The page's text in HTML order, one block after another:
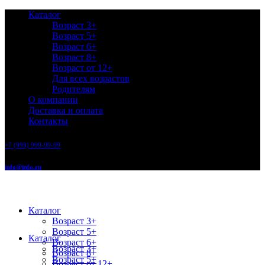
Каталог
Возраст 3+
Возраст 5+
Возраст 6+
Возраст 8+
Возраст от 12+
Для всех возрастов
Родителям
О компании
Доставка и оплата
Контакты
+7 (999) 999-99-99
info@info.ru
Каталог
Возраст 3+
Возраст 5+
Возраст 6+
Возраст 8+
Каталог
Возраст 3+
Возраст 5+